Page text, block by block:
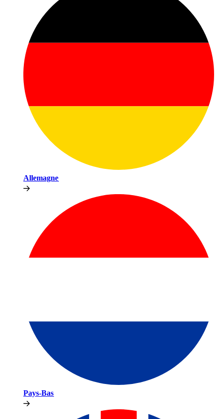
Allemagne​​
Pays-Bas​​